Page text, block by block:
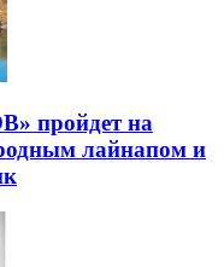
пройдет на
лайнапом и